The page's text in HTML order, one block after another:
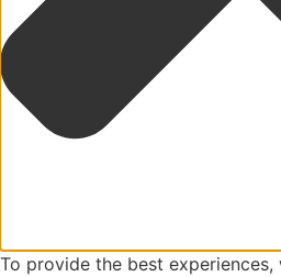
To provide the best